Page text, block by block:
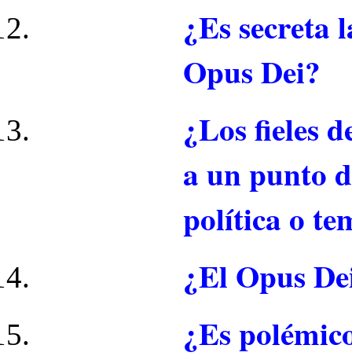
¿Es secreta
Opus Dei?
¿Los fieles
a un punto
política o
¿El Opus
¿Es